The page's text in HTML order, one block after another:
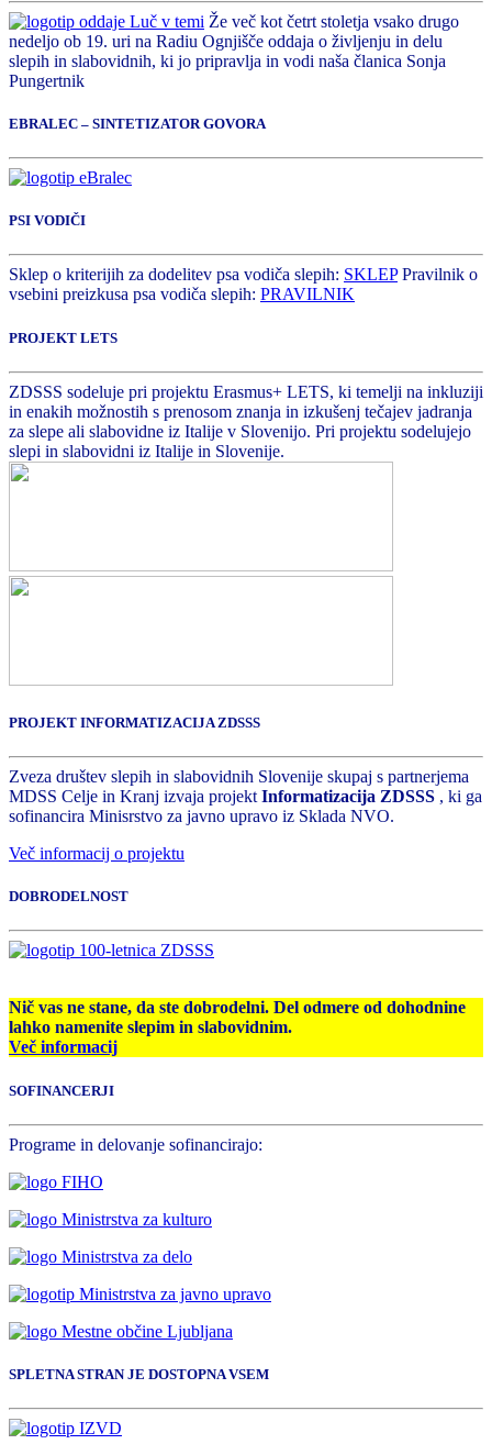
Že več kot četrt stoletja vsako drugo
nedeljo ob 19. uri na Radiu Ognjišče oddaja o življenju in delu
slepih in slabovidnih, ki jo pripravlja in vodi naša članica Sonja
Pungertnik
EBRALEC – SINTETIZATOR GOVORA
PSI VODIČI
Sklep o kriterijih za dodelitev psa vodiča slepih: SKLEPPravilnik o
vsebini preizkusa psa vodiča slepih: PRAVILNIK
PROJEKT LETS
ZDSSS sodeluje pri projektu Erasmus+ LETS, ki temelji na inkluziji
in enakih možnostih s prenosom znanja in izkušenj tečajev jadranja
za slepe ali slabovidne iz Italije v Slovenijo. Pri projektu sodelujejo
slepi in slabovidni iz Italije in Slovenije.
PROJEKT INFORMATIZACIJA ZDSSS
Zveza društev slepih in slabovidnih Slovenije skupaj s partnerjema
MDSS Celje in Kranj izvaja projekt Informatizacija ZDSSS , ki ga
sofinancira Minisrstvo za javno upravo iz Sklada NVO.
Več informacij o projektu
DOBRODELNOST
Nič vas ne stane, da ste dobrodelni. Del odmere od dohodnine
lahko namenite slepim in slabovidnim.
Več informacij
SOFINANCERJI
Programe in delovanje sofinancirajo:
SPLETNA STRAN JE DOSTOPNA VSEM